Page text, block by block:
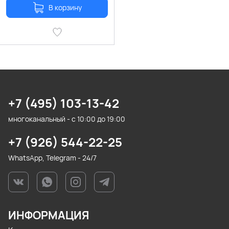
В корзину
+7 (495) 103-13-42
многоканальный - с 10:00 до 19:00
+7 (926) 544-22-25
WhatsApp, Telegram - 24/7
ИНФОРМАЦИЯ